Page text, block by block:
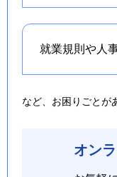
就業規則や人
など、お困りごとが
オン